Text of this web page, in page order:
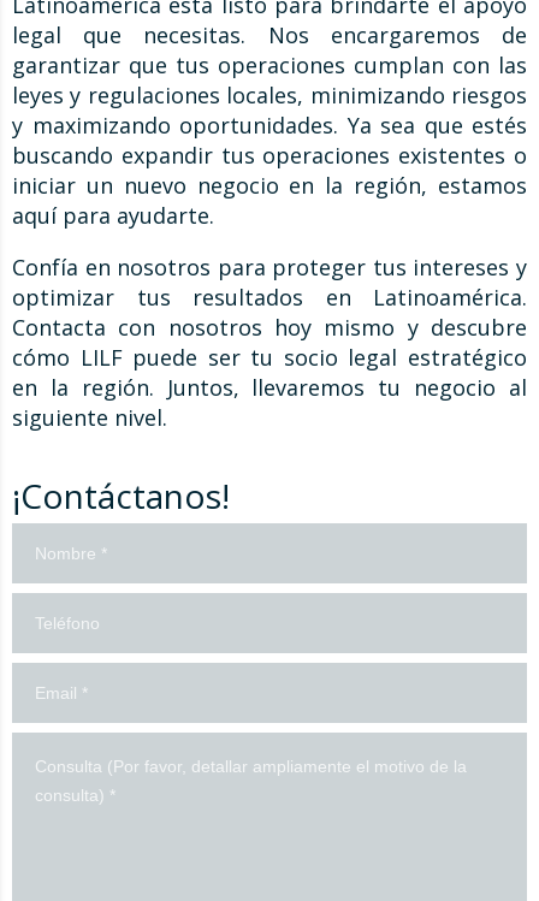
legal que necesitas. Nos encargaremos de
garantizar que tus operaciones cumplan con las
leyes y regulaciones locales, minimizando riesgos
y maximizando oportunidades. Ya sea que estés
buscando expandir tus operaciones existentes o
iniciar un nuevo negocio en la región, estamos
aquí para ayudarte.
Confía en nosotros para proteger tus intereses y
optimizar tus resultados en Latinoamérica.
Contacta con nosotros hoy mismo y descubre
cómo LILF puede ser tu socio legal estratégico
en la región. Juntos, llevaremos tu negocio al
siguiente nivel.
¡Contáctanos!
Formulario
en
español